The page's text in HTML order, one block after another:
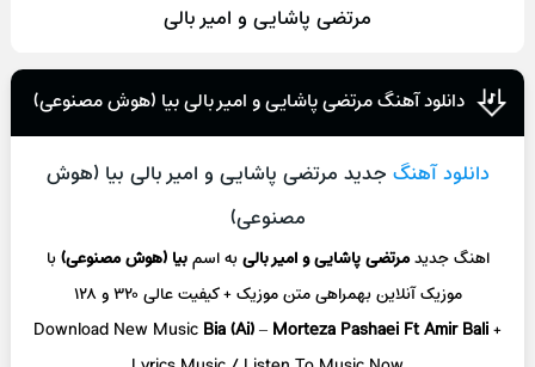
مرتضی پاشایی و امیر بالی
دانلود آهنگ مرتضی پاشایی و امیر بالی بیا (هوش مصنوعی)
دانلود آهنگ جدید مرتضی پاشایی و امیر بالی بیا (هوش
مصنوعی)
اهنگ جدیدمرتضی پاشایی و امیر بالیبه اسمبیا (هوش مصنوعی)با
موزیک آنلاینبهمراهی متن موزیک + کیفیت عالی ۳۲۰ و ۱۲۸
Download New Music Bia (Ai)– Morteza Pashaei Ft Amir Bali+